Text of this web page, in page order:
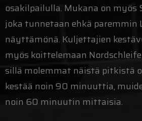
osakilpailulla. Mukana on myös
joka tunnetaan ehkä paremmin
näyttämönä. Kuljettajien
myös koittelemaan
sillä molemmat näistä pitkistä
kestää noin 90 minuuttia,
noin 60 minuutin mittaisia.